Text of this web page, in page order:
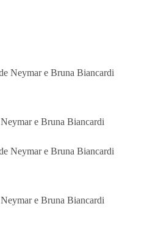
e Bruna Biancardi
e Bruna Biancardi